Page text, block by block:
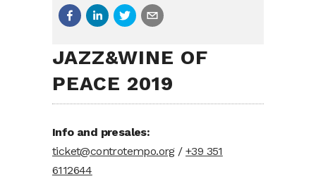
JAZZ&WINE OF
PEACE 2019
Info and presales:
ticket@controtempo.org/+39 351
6112644